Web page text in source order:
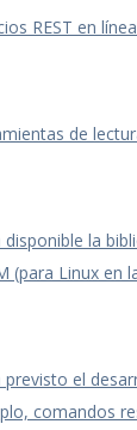
REST en
de
disponible la
(para Linux en
previsto el
comandos